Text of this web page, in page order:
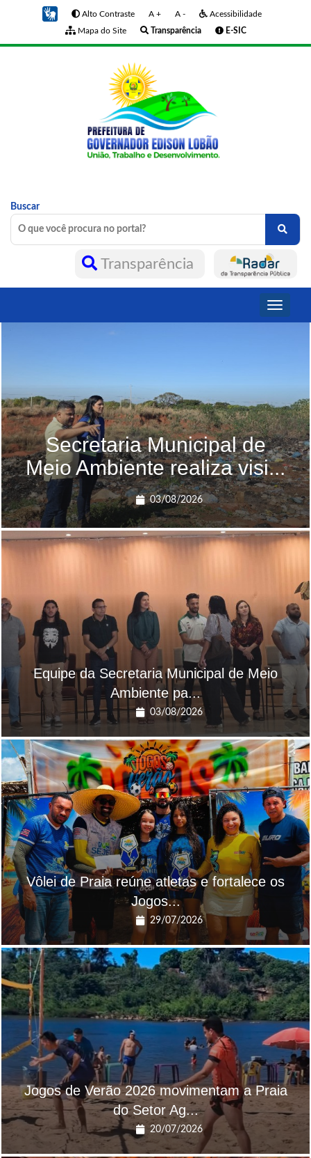
Alto Contraste A + A -
Acessibilidade
Mapa do Site
Transparência E-SIC
Buscar
Transparência
Toggle
Secretaria Municipal de
Meio Ambiente realiza visi...
03/08/2026
Equipe da Secretaria Municipal de Meio
Ambiente pa...
03/08/2026
Vôlei de Praia reúne atletas e fortalece os
Jogos...
29/07/2026
Jogos de Verão 2026 movimentam a Praia
do Setor Ag...
20/07/2026